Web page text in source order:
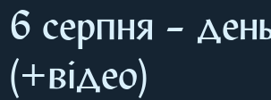
6 серпня –
(+відео)